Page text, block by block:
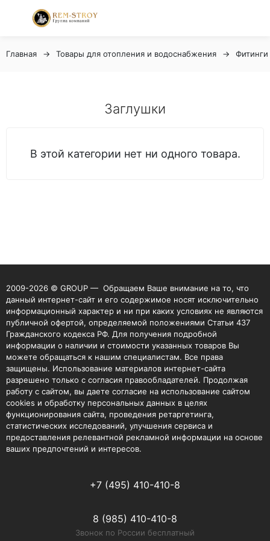
Главная Товары для отопления и водоснабжения
Заглушки
В этой категории нет ни одного товара.
2009-2026 © GROUP — Обращаем Ваше внимание на то, что
данный интернет-сайт и его содержимое носят исключительно
информационный характер и ни при каких условиях не являются
публичной офертой, определяемой положениями Статьи 437
Гражданского кодекса РФ. Для получения подробной
информации о наличии и стоимости указанных товаров Вы
можете обращаться к нашим специалистам. Все права
защищены. Использование материалов интернет-сайта
разрешено только с согласия правообладателей. Продолжая
работу с сайтом, вы даете согласие на использование сайтом
cookies и обработку персональных данных в целях
функционирования сайта, проведения ретаргетинга,
статистических исследований, улучшения сервиса и
предоставления релевантной рекламной информации на основе
ваших предпочтений и интересов.
+7 (495) 410-410-8
8 (985) 410-410-8
Звонок по России бесплатный